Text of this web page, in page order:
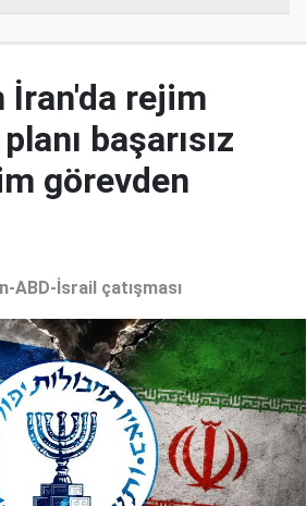
İran'da rejim
başarısız
görevden
ABD-İsrail çatışması